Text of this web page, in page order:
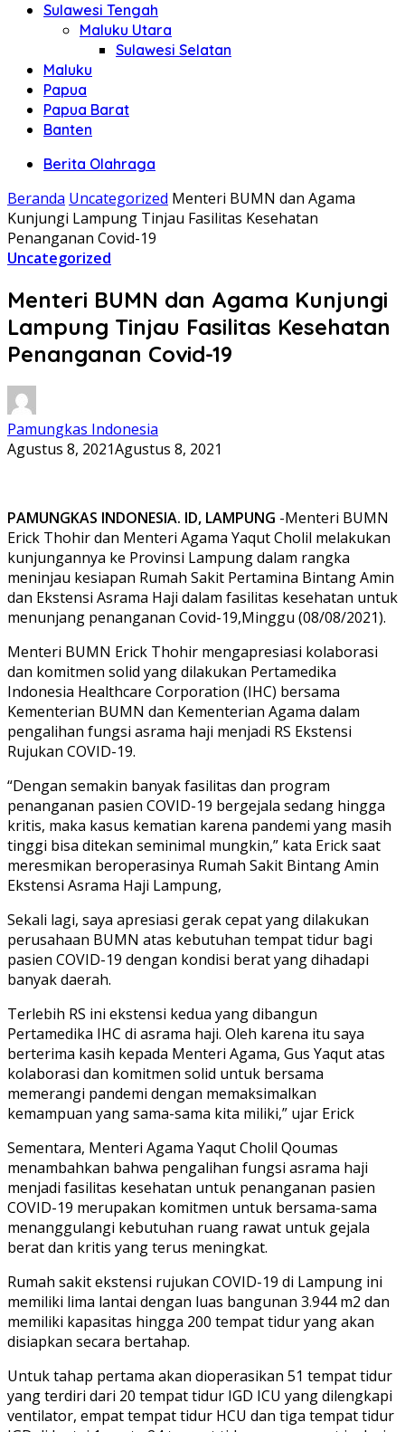
Sulawesi Tengah
Maluku Utara
Sulawesi Selatan
Maluku
Papua
Papua Barat
Banten
Berita Olahraga
Beranda Uncategorized Menteri BUMN dan Agama
Kunjungi Lampung Tinjau Fasilitas Kesehatan
Penanganan Covid-19
Uncategorized
Menteri BUMN dan Agama Kunjungi
Lampung Tinjau Fasilitas Kesehatan
Penanganan Covid-19
Pamungkas Indonesia
Agustus 8, 2021Agustus 8, 2021
PAMUNGKAS INDONESIA. ID, LAMPUNG -Menteri BUMN
Erick Thohir dan Menteri Agama Yaqut Cholil melakukan
kunjungannya ke Provinsi Lampung dalam rangka
meninjau kesiapan Rumah Sakit Pertamina Bintang Amin
dan Ekstensi Asrama Haji dalam fasilitas kesehatan untuk
menunjang penanganan Covid-19,Minggu (08/08/2021).
Menteri BUMN Erick Thohir mengapresiasi kolaborasi
dan komitmen solid yang dilakukan Pertamedika
Indonesia Healthcare Corporation (IHC) bersama
Kementerian BUMN dan Kementerian Agama dalam
pengalihan fungsi asrama haji menjadi RS Ekstensi
Rujukan COVID-19.
“Dengan semakin banyak fasilitas dan program
penanganan pasien COVID-19 bergejala sedang hingga
kritis, maka kasus kematian karena pandemi yang masih
tinggi bisa ditekan seminimal mungkin,” kata Erick saat
meresmikan beroperasinya Rumah Sakit Bintang Amin
Ekstensi Asrama Haji Lampung,
Sekali lagi, saya apresiasi gerak cepat yang dilakukan
perusahaan BUMN atas kebutuhan tempat tidur bagi
pasien COVID-19 dengan kondisi berat yang dihadapi
banyak daerah.
Terlebih RS ini ekstensi kedua yang dibangun
Pertamedika IHC di asrama haji. Oleh karena itu saya
berterima kasih kepada Menteri Agama, Gus Yaqut atas
kolaborasi dan komitmen solid untuk bersama
memerangi pandemi dengan memaksimalkan
kemampuan yang sama-sama kita miliki,” ujar Erick
Sementara, Menteri Agama Yaqut Cholil Qoumas
menambahkan bahwa pengalihan fungsi asrama haji
menjadi fasilitas kesehatan untuk penanganan pasien
COVID-19 merupakan komitmen untuk bersama-sama
menanggulangi kebutuhan ruang rawat untuk gejala
berat dan kritis yang terus meningkat.
Rumah sakit ekstensi rujukan COVID-19 di Lampung ini
memiliki lima lantai dengan luas bangunan 3.944 m2 dan
memiliki kapasitas hingga 200 tempat tidur yang akan
disiapkan secara bertahap.
Untuk tahap pertama akan dioperasikan 51 tempat tidur
yang terdiri dari 20 tempat tidur IGD ICU yang dilengkapi
ventilator, empat tempat tidur HCU dan tiga tempat tidur